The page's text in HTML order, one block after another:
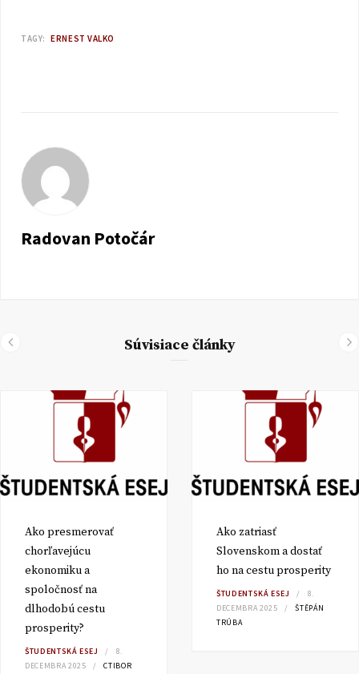
TAGY: ERNEST VALKO
Radovan Potočár
Súvisiace články
Ako presmerovať
chorľavejúcu
ekonomiku a
spoločnosť na
dlhodobú cestu
prosperity?
ŠTUDENTSKÁ ESEJ
8.
DECEMBRA 2025
CTIBOR
Ako zatriasť
Slovenskom a dostať
ho na cestu prosperity
ŠTUDENTSKÁ ESEJ
8.
DECEMBRA 2025
ŠTĚPÁN
TRÚBA